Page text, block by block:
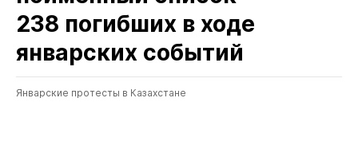
238 погибших в ходе
январских событий
Январские протесты в Казахстане